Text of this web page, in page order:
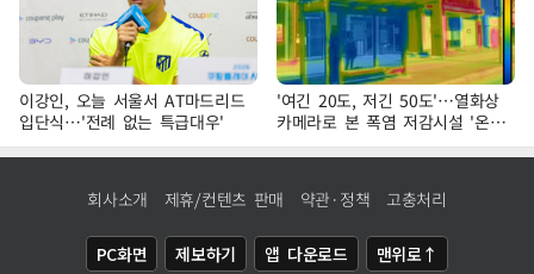
이강인, 오늘 서울서 AT마드리드
입단식…'전례 없는 특급대우'
'여긴 20도, 저긴 50도'…열화상
카메라로 본 폭염 저감시설 '온도
차'
회사소개 제휴/컨텐츠 판매 약관·정책 고충처리
PC화면 제보하기 앱 다운로드 맨위로↑